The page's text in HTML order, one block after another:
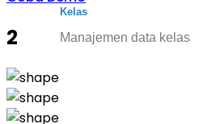
Kelas
Manajemen data kelas
2